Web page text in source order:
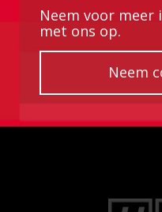
Neem voor
met ons op.
Neem